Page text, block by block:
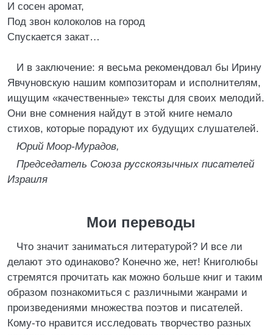
И сосен аромат,
Под звон колоколов на город
Спускается закат…
И в заключение: я весьма рекомендовал бы Ирину
Явчуновскую нашим композиторам и исполнителям,
ищущим «качественные» тексты для своих мелодий.
Они вне сомнения найдут в этой книге немало
стихов, которые порадуют их будущих слушателей.
Юрий Моор-Мурадов,
Председатель Союза русскоязычных писателей
Израиля
Мои переводы
Что значит заниматься литературой? И все ли
делают это одинаково? Конечно же, нет! Книголюбы
стремятся прочитать как можно больше книг и таким
образом познакомиться с различными жанрами и
произведениями множества поэтов и писателей.
Кому-то нравится исследовать творчество разных